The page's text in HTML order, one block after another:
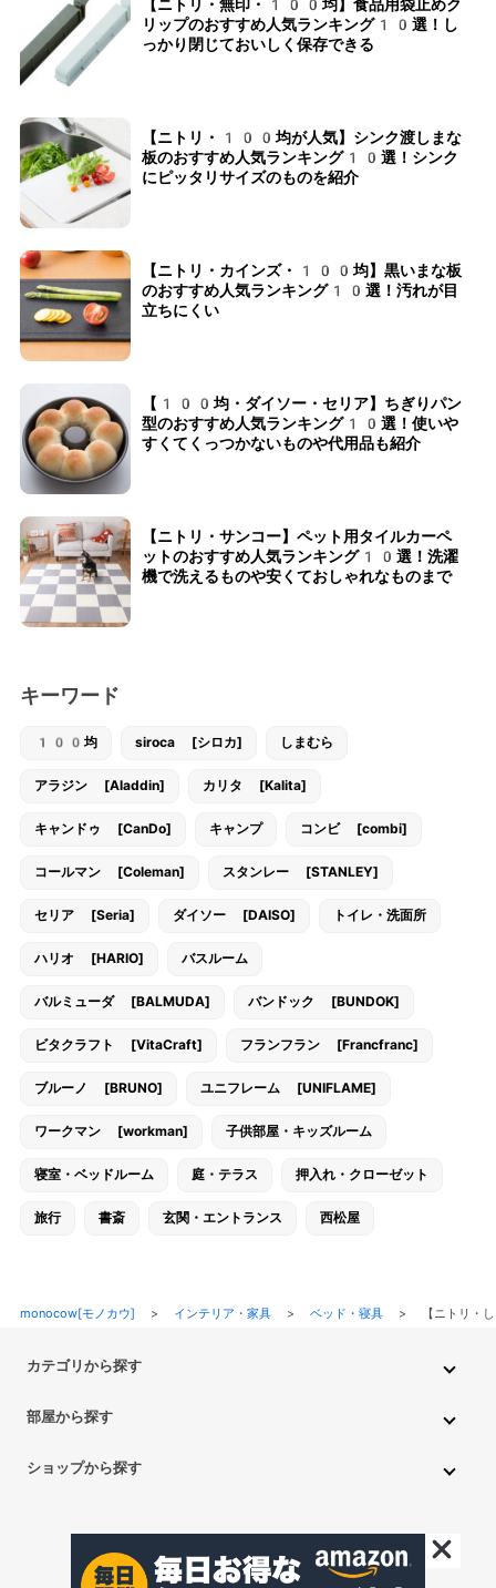
【ニトリ・無印・100均】食品用袋止めク
リップのおすすめ人気ランキング10選！し
っかり閉じておいしく保存できる
【ニトリ・100均が人気】シンク渡しまな
板のおすすめ人気ランキング10選！シンク
にピッタリサイズのものを紹介
【ニトリ・カインズ・100均】黒いまな板
のおすすめ人気ランキング10選！汚れが目
立ちにくい
【100均・ダイソー・セリア】ちぎりパン
型のおすすめ人気ランキング10選！使いや
すくてくっつかないものや代用品も紹介
【ニトリ・サンコー】ペット用タイルカーペ
ットのおすすめ人気ランキング10選！洗濯
機で洗えるものや安くておしゃれなものまで
キーワード
100均 siroca [シロカ] しまむら
アラジン [Aladdin] カリタ [Kalita]
キャンドゥ [CanDo] キャンプ コンビ [combi]
コールマン [Coleman] スタンレー [STANLEY]
セリア [Seria] ダイソー [DAISO] トイレ・洗面所
ハリオ [HARIO] バスルーム
バルミューダ [BALMUDA] バンドック [BUNDOK]
ビタクラフト [VitaCraft] フランフラン [Francfranc]
ブルーノ [BRUNO] ユニフレーム [UNIFLAME]
ワークマン [workman] 子供部屋・キッズルーム
寝室・ベッドルーム 庭・テラス 押入れ・クローゼット
旅行 書斎 玄関・エントランス 西松屋
monocow[モノカウ] > インテリア・家具> ベッド・寝具> 【ニトリ・
カテゴリから探す
ペット用品 ベビー・キッズ
部屋から探す
玄関・エントランス 庭・テラス/a> 一人暮らし
ショップから探す
アイリスオーヤマ しまむら 西松屋 CanDo
©monocow All Rights Reserved.